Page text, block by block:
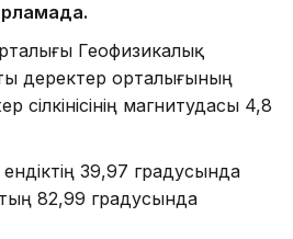
Геофизикалық
деректер орталығының
сілкінісінің магнитудасы 4,8
39,97 градусында
82,99 градусында